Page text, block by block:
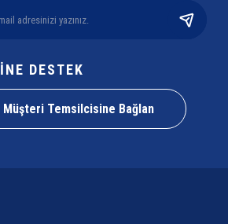
DESTEK
Müşteri Temsilcisine Bağlan